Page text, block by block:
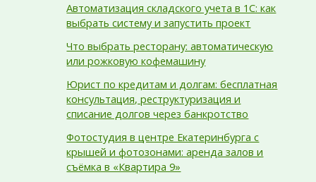
Автоматизация складского учета в 1С: как
выбрать систему и запустить проект
Что выбрать ресторану: автоматическую
или рожковую кофемашину
Юрист по кредитам и долгам: бесплатная
консультация, реструктуризация и
списание долгов через банкротство
Фотостудия в центре Екатеринбурга с
крышей и фотозонами: аренда залов и
съёмка в «Квартира 9»